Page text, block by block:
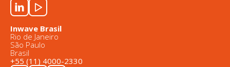
Inwave Brasil
Rio de Janeiro
São Paulo
Brasil
+55 (11) 4000-2330